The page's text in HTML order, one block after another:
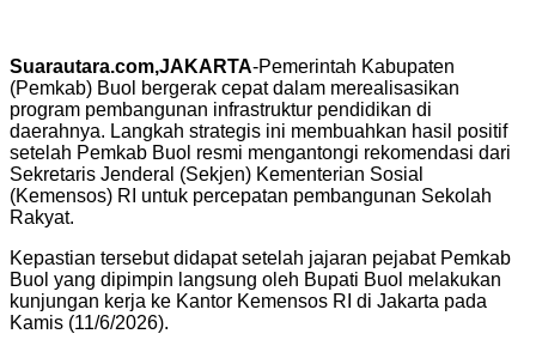
Suarautara.com,JAKARTA-Pemerintah Kabupaten
(Pemkab) Buol bergerak cepat dalam merealisasikan
program pembangunan infrastruktur pendidikan di
daerahnya. Langkah strategis ini membuahkan hasil positif
setelah Pemkab Buol resmi mengantongi rekomendasi dari
Sekretaris Jenderal (Sekjen) Kementerian Sosial
(Kemensos) RI untuk percepatan pembangunan Sekolah
Rakyat.
Kepastian tersebut didapat setelah jajaran pejabat Pemkab
Buol yang dipimpin langsung oleh Bupati Buol melakukan
kunjungan kerja ke Kantor Kemensos RI di Jakarta pada
Kamis (11/6/2026).